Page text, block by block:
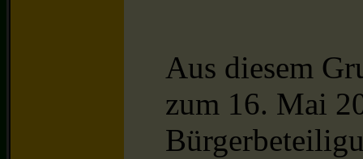
Aus diesem
zum 16. Mai